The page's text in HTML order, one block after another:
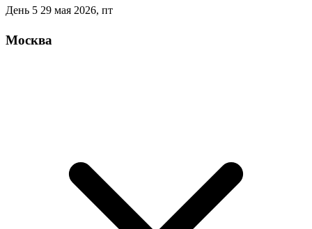
День 5 29 мая 2026, пт
Москва